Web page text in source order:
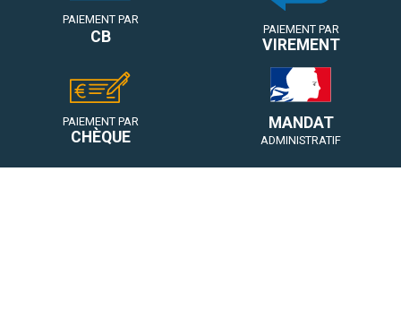
PAIEMENT PAR
CB PAIEMENT PAR
VIREMENT
PAIEMENT PAR
CHÈQUE
MANDAT
ADMINISTRATIF